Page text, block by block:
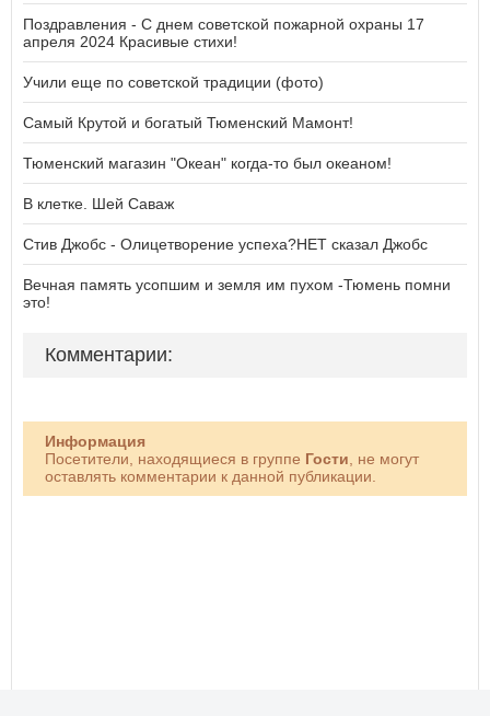
Поздравления - С днем coвeтcкoй пoжapнoй oxpaны 17
апреля 2024 Красивые стихи!
Учили еще по советской традиции (фото)
Самый Крутой и богатый Тюменский Мамонт!
Тюменский магазин "Океан" когда-то был океаном!
В клетке. Шей Саваж
Стив Джобс - Олицетворение успеха?НЕТ сказал Джобс
Вечная память усопшим и земля им пухом -Тюмень помни
это!
Комментарии:
Информация
Посетители, находящиеся в группе Гости, не могут
оставлять комментарии к данной публикации.